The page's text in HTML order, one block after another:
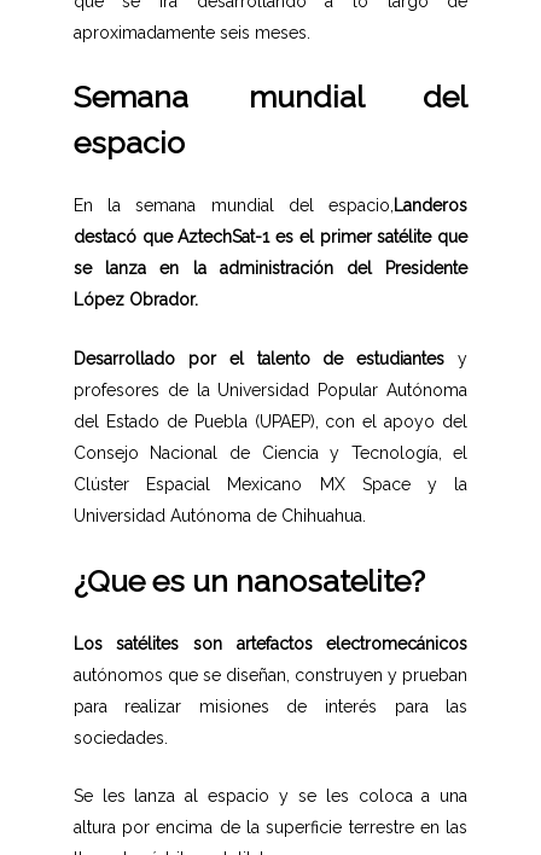
aproximadamente seis meses.
Semana mundial del
espacio
En la semana mundial del espacio, Landeros
destacó que AztechSat-1 es el primer satélite que
se lanza en la administración del Presidente
López Obrador.
Desarrollado por el talento de estudiantes y
profesores de la Universidad Popular Autónoma
del Estado de Puebla (UPAEP), con el apoyo del
Consejo Nacional de Ciencia y Tecnología, el
Clúster Espacial Mexicano MX Space y la
Universidad Autónoma de Chihuahua.
¿Que es un nanosatelite?
Los satélites son artefactos electromecánicos
autónomos que se diseñan, construyen y prueban
para realizar misiones de interés para las
sociedades.
Se les lanza al espacio y se les coloca a una
altura por encima de la superficie terrestre en las